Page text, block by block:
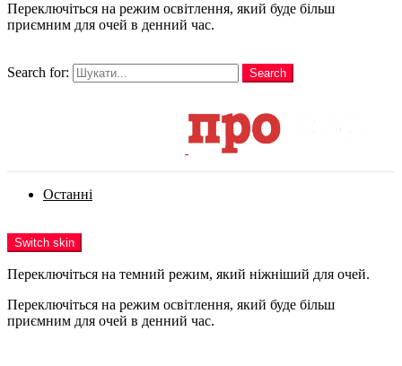
Переключіться на режим освітлення, який буде більш
приємним для очей в денний час.
Search for:
Search
Останні
Switch skin
Переключіться на темний режим, який ніжніший для очей.
Переключіться на режим освітлення, який буде більш
приємним для очей в денний час.